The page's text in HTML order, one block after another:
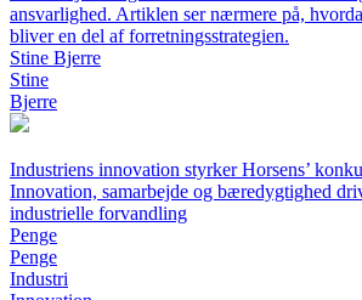
ansvarlighed. Artiklen ser nærmere på,
bliver en del af forretningsstrategien.
Stine Bjerre
Stine
Bjerre
Industriens innovation styrker Horsens’
Innovation, samarbejde og bæredygtighed
industrielle forvandling
Penge
Penge
Industri